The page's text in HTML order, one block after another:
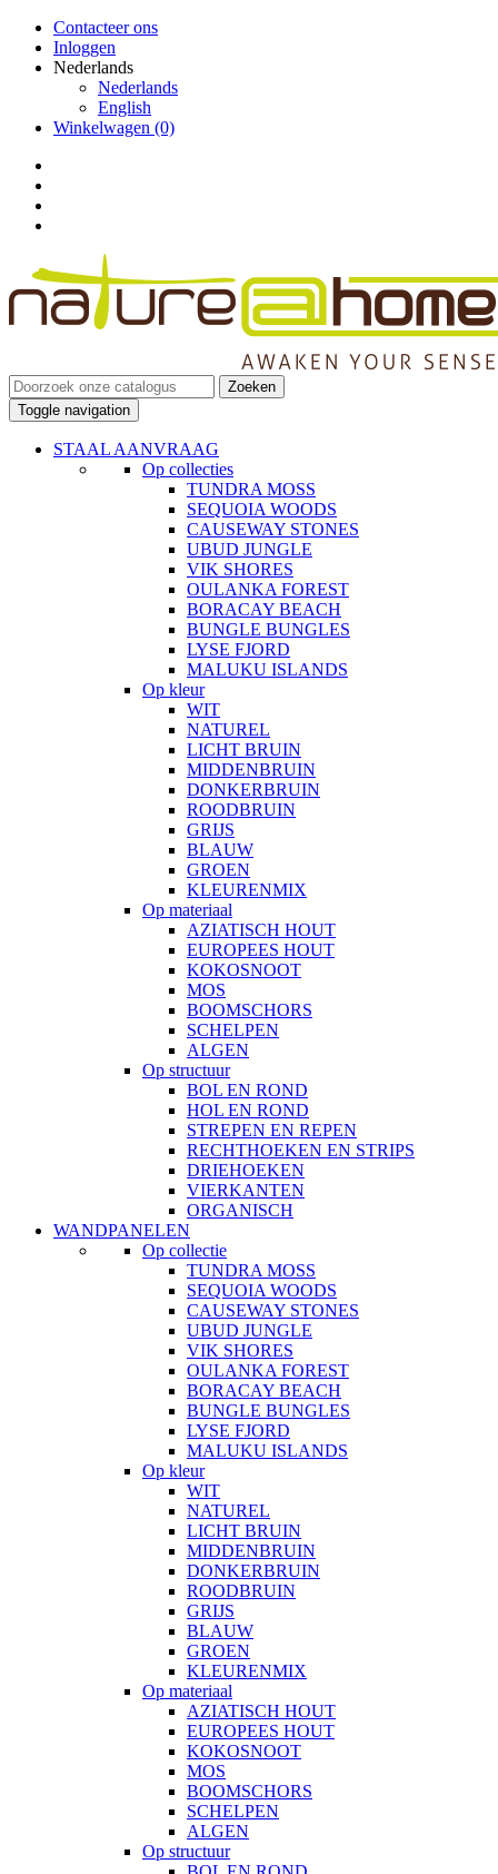
Contacteer ons
Inloggen
Nederlands
Nederlands
English
Winkelwagen (0)
Zoeken
Toggle navigation
STAAL AANVRAAG
Op collecties
TUNDRA MOSS
SEQUOIA WOODS
CAUSEWAY STONES
UBUD JUNGLE
VIK SHORES
OULANKA FOREST
BORACAY BEACH
BUNGLE BUNGLES
LYSE FJORD
MALUKU ISLANDS
Op kleur
WIT
NATUREL
LICHT BRUIN
MIDDENBRUIN
DONKERBRUIN
ROODBRUIN
GRIJS
BLAUW
GROEN
KLEURENMIX
Op materiaal
AZIATISCH HOUT
EUROPEES HOUT
KOKOSNOOT
MOS
BOOMSCHORS
SCHELPEN
ALGEN
Op structuur
BOL EN ROND
HOL EN ROND
STREPEN EN REPEN
RECHTHOEKEN EN STRIPS
DRIEHOEKEN
VIERKANTEN
ORGANISCH
WANDPANELEN
Op collectie
TUNDRA MOSS
SEQUOIA WOODS
CAUSEWAY STONES
UBUD JUNGLE
VIK SHORES
OULANKA FOREST
BORACAY BEACH
BUNGLE BUNGLES
LYSE FJORD
MALUKU ISLANDS
Op kleur
WIT
NATUREL
LICHT BRUIN
MIDDENBRUIN
DONKERBRUIN
ROODBRUIN
GRIJS
BLAUW
GROEN
KLEURENMIX
Op materiaal
AZIATISCH HOUT
EUROPEES HOUT
KOKOSNOOT
MOS
BOOMSCHORS
SCHELPEN
ALGEN
Op structuur